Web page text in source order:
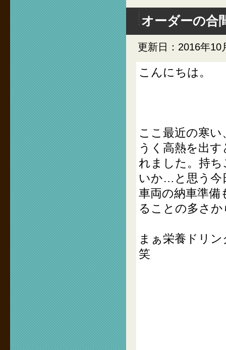
オーダーの合
更新日：2016年10
こんにちは。
ここ最近の寒
うく高熱を出
れました。持
いか…と思う今
車両の納車準
ることの多さ
まぁ栄養ドリ
笑